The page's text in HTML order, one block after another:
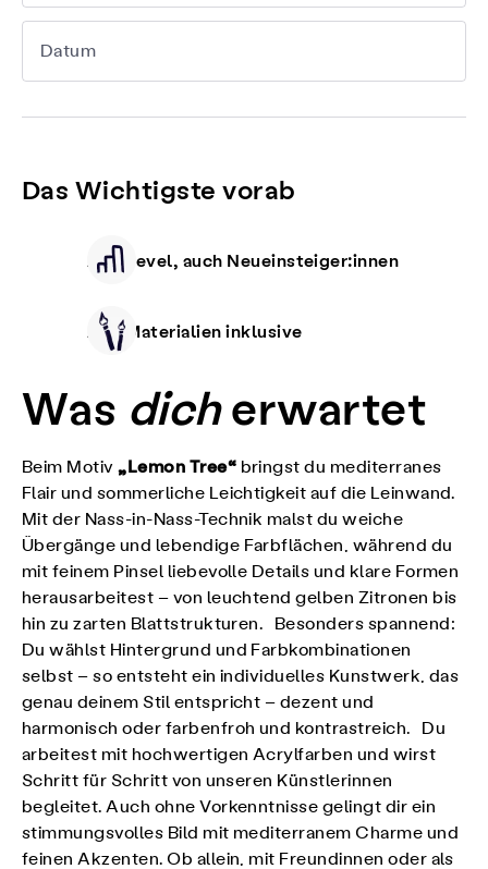
Datum
Das Wichtigste vorab
Alle Level, auch Neueinsteiger:innen
Alle Materialien inklusive
Was dicherwartet
Beim Motiv„Lemon Tree“ bringst du mediterranes
Flair und sommerliche Leichtigkeit auf die Leinwand.
Mit der Nass-in-Nass-Technik malst du weiche
Übergänge und lebendige Farbflächen, während du
mit feinem Pinsel liebevolle Details und klare Formen
herausarbeitest – von leuchtend gelben Zitronen bis
hin zu zarten Blattstrukturen. Besonders spannend:
Du wählst Hintergrund und Farbkombinationen
selbst – so entsteht ein individuelles Kunstwerk, das
genau deinem Stil entspricht – dezent und
harmonisch oder farbenfroh und kontrastreich. Du
arbeitest mit hochwertigen Acrylfarben und wirst
Schritt für Schritt von unseren Künstlerinnen
begleitet. Auch ohne Vorkenntnisse gelingt dir ein
stimmungsvolles Bild mit mediterranem Charme und
feinen Akzenten. Ob allein, mit Freundinnen oder als